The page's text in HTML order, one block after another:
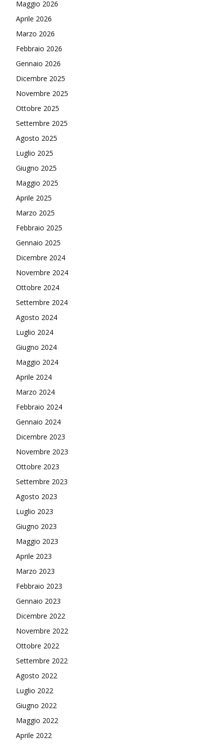
Maggio 2026
Aprile 2026
Marzo 2026
Febbraio 2026
Gennaio 2026
Dicembre 2025
Novembre 2025
Ottobre 2025
Settembre 2025
Agosto 2025
Luglio 2025
Giugno 2025
Maggio 2025
Aprile 2025
Marzo 2025
Febbraio 2025
Gennaio 2025
Dicembre 2024
Novembre 2024
Ottobre 2024
Settembre 2024
Agosto 2024
Luglio 2024
Giugno 2024
Maggio 2024
Aprile 2024
Marzo 2024
Febbraio 2024
Gennaio 2024
Dicembre 2023
Novembre 2023
Ottobre 2023
Settembre 2023
Agosto 2023
Luglio 2023
Giugno 2023
Maggio 2023
Aprile 2023
Marzo 2023
Febbraio 2023
Gennaio 2023
Dicembre 2022
Novembre 2022
Ottobre 2022
Settembre 2022
Agosto 2022
Luglio 2022
Giugno 2022
Maggio 2022
Aprile 2022